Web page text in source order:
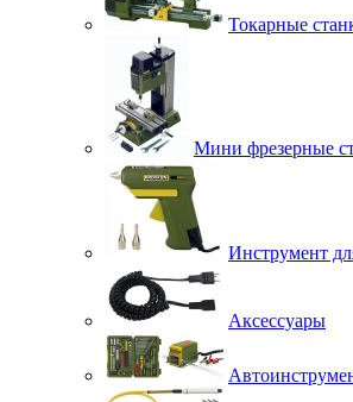
Токарные
Мини фрезерные
Инструмент
Аксессуары